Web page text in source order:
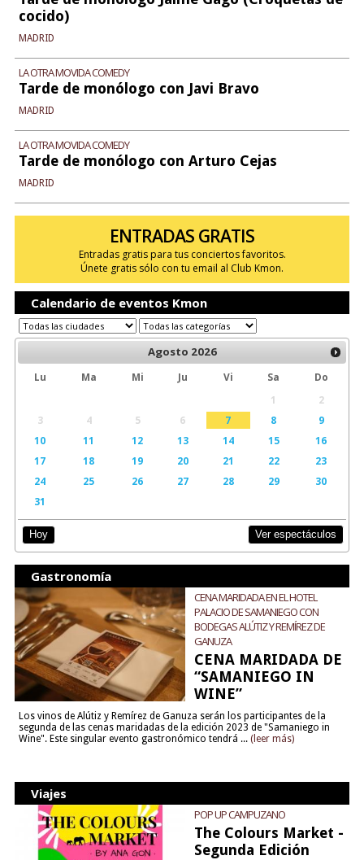
cocido)
MADRID
LA OTRA MOVIDA COMEDY
Tarde de monólogo con Javi Bravo
MADRID
LA OTRA MOVIDA COMEDY
Tarde de monólogo con Arturo Cejas
MADRID
ENTRADAS GRATIS
Entradas gratis para tus conciertos favoritos.
Únete gratis sólo con tu email al Club Kmon.
Calendario de eventos Kmon
Agosto 2026
Lu Ma Mi Ju Vi Sa
Do
1
2
3
4 5 6 7 8
9
10
11 12 13 14 15
16
17
18 19 20 21 22
23
24
25 26 27 28 29
30
31
Hoy Ver espectáculos
Gastronomía
CENA MARIDADA EN EL HOTEL
PALACIO DE SAMANIEGO CON
BODEGAS ALÚTIZ Y REMÍREZ DE
GANUZA
CENA MARIDADA DE
“SAMANIEGO IN
WINE”
Los vinos de Alútiz y Remírez de Ganuza serán los participantes de la
segunda de las cenas maridadas de la edición 2023 de "Samaniego in
Wine". Este singular evento gastronómico tendrá ... (leer más)
Viajes
POP UP CAMPUZANO
The Colours Market -
Segunda Edición